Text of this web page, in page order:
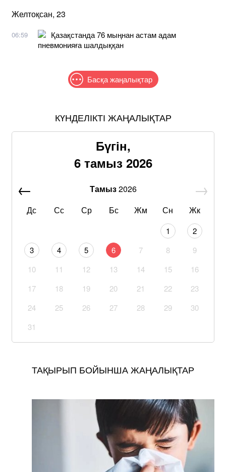
Желтоқсан, 23
06:59
Қазақстанда 76 мыңнан астам адам
пневмонияға шалдыққан
Басқа жаңалықтар
КҮНДЕЛІКТІ ЖАҢАЛЫҚТАР
Бүгін,
6 тамыз 2026
Тамыз2026
Дс
Сс Ср Бс Жм Сн Жк
1
2
3
4 5 6 7 8
9
10
11 12 13 14 15
16
17
18 19 20 21 22
23
24
25 26 27 28 29
30
31
ТАҚЫРЫП БОЙЫНША ЖАҢАЛЫҚТАР